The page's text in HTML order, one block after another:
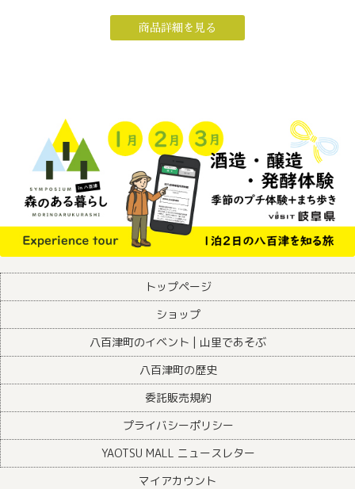
商品詳細を見る
トップページ
ショップ
八百津町のイベント | 山里であそぶ
八百津町の歴史
委託販売規約
プライバシーポリシー
YAOTSU MALL ニュースレター
マイアカウント